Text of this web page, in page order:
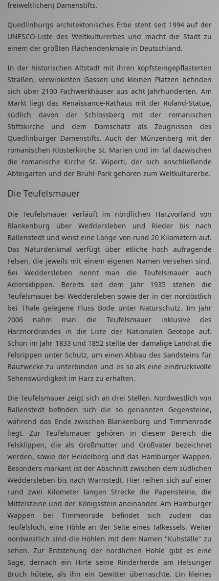
freiweltlichen) Damenstifts.
Quedlinburgs architektonisches Erbe steht seit 1994 auf der
UNESCO-Liste des Weltkulturerbes und macht die Stadt zu
einem der größten Flächendenkmale in Deutschland.
In der historischen Altstadt mit ihren kopfsteingepflasterten
Straßen, verwinkelten Gassen und kleinen Plätzen befinden
sich über 2100 Fachwerkhäuser aus acht Jahrhunderten. Am
Markt liegt das Renaissance-Rathaus mit der Roland-Statue,
südlich davon der Schlossberg mit der romanischen
Stiftskirche und dem Domschatz als Zeugnissen des
Quedlinburger Damenstifts. Auch der Münzenberg mit der
romanischen Klosterkirche St. Marien und im Tal dazwischen
die romanische Kirche St. Wiperti, der sich anschließende
Abteigarten und der Brühl-Park gehören zum Weltkulturerbe.
Die Teufelsmauer
Die Teufelsmauer verläuft im nördlichen Harzvorland von
Blankenburg über Weddersleben und Rieder bis nach
Ballenstedt und weist eine Länge von rund 20 Kilometern auf.
Das Naturdenkmal verfügt über etliche hoch aufragende
Felsen, die jeweils mit einem eigenen Namen versehen sind.
Bei Weddersleben nennt man die Teufelsmauer auch
Adlersklippen. Bereits seit dem Jahr 1935 stehen die
Teufelsmauer bei Weddersleben sowie der in der nordöstlich
bei Thale gelegene Fluss Bode unter Naturschutz. Im Jahr
2006 nahm man die Teufelsmauer inklusive des
Harznordrandes in die Liste der Nationalen Geotope auf.
Schon im Jahr 1833 und 1852 stellte der damalige Landrat die
Felsrippen unter Schutz, um einen Abbau des Sandsteins für
Bauzwecke zu unterbinden und es so als eine eindrucksvolle
Sehenswürdigkeit im Harz zu erhalten.
Die Teufelsmauer zeigt sich an drei Stellen. Nordwestlich von
Ballenstedt befinden sich die so genannten Gegensteine,
während das Ende zwischen Blankenburg und Timmenrode
liegt. Zur Teufelsmauer gehören in diesem Bereich die
Felsklippen, die als Großmutter und Großvater bezeichnet
werden, sowie der Heidelberg und das Hamburger Wappen.
Besonders markant ist der Abschnitt zwischen dem südlichen
Weddersleben bis nach Warnstedt. Hier reihen sich auf einer
rund zwei Kilometer langen Strecke die Papensteine, die
Mittelsteine und der Königsstein aneinander. Am Hamburger
Wappen bei Timmenrode befindet sich zudem das
Teufelsloch, eine Höhle an der Seite eines Talkessels. Weiter
nordwestlich sind die Höhlen mit dem Namen "Kuhställe" zu
sehen. Zur Entstehung der nördlichen Höhle gibt es eine
Sage, dernach ein Hirte seine Rinderherde am Helsunger
Bruch hütete, als ihn ein Gewitter überraschte. Ein kleines